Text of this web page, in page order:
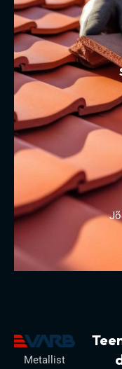
Metallist